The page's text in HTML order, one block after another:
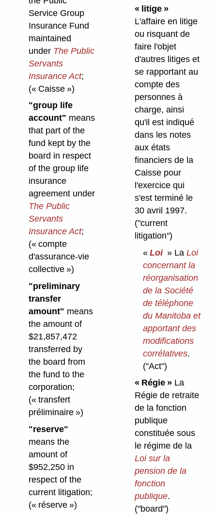
Service Group
Insurance Fund
maintained
under The Public
Servants
Insurance Act;
(« Caisse »)
"group life
account" means
that part of the
fund kept by the
board in respect
of the group life
insurance
agreement under
The Public
Servants
Insurance Act;
(« compte
d'assurance-vie
collective »)
"preliminary
transfer
amount" means
the amount of
$21,857,472
transferred by
the board from
the fund to the
corporation;
(« transfert
préliminaire »)
"reserve"
means the
amount of
$952,250 in
respect of the
current litigation;
(« réserve »)
« litige »
L'affaire en litige
ou risquant de
faire l'objet
d'autres litiges et
se rapportant au
compte des
personnes à
charge, ainsi
qu'il est indiqué
dans les notes
aux états
financiers de la
Caisse pour
l'exercice qui
s'est terminé le
30 avril 1997.
("current
litigation")
«Loi » LaLoi
concernant la
réorganisation
de la Société
de téléphone
du Manitoba et
apportant des
modifications
corrélatives.
("Act")
« Régie »La
Régie de retraite
de la fonction
publique
constituée sous
le régime de la
Loi sur la
pension de la
fonction
publique.
("board")